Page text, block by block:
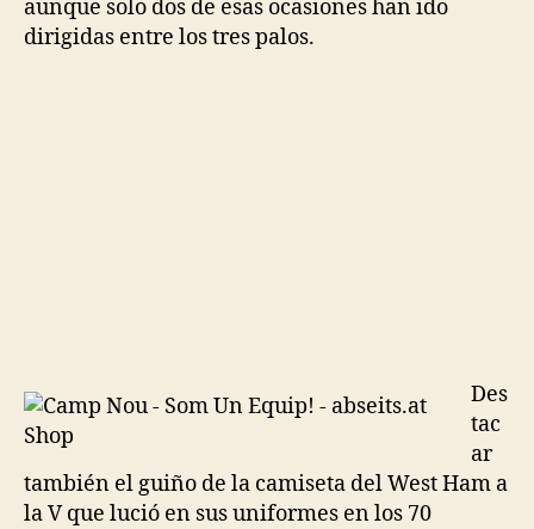
aunque solo dos de esas ocasiones han ido
dirigidas entre los tres palos.
Des
tac
ar
también el guiño de la camiseta del West Ham a
la V que lució en sus uniformes en los 70